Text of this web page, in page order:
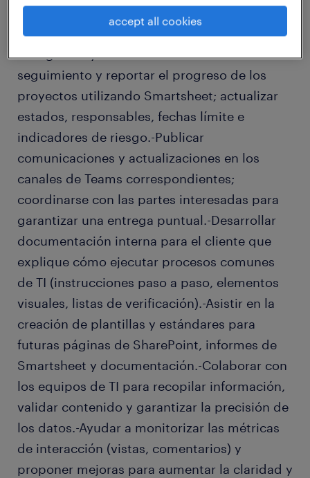
páginas claras y fáciles de usar, teniendo en
cuenta la consistencia de la marca, la
navegación y la accesibilidad.-Realizar el
seguimiento y reportar el progreso de los
proyectos utilizando Smartsheet; actualizar
estados, responsables, fechas límite e
indicadores de riesgo.-Publicar
comunicaciones y actualizaciones en los
canales de Teams correspondientes;
coordinarse con las partes interesadas para
garantizar una entrega puntual.-Desarrollar
documentación interna para el cliente que
explique cómo ejecutar procesos comunes
de TI (instrucciones paso a paso, elementos
visuales, listas de verificación).-Asistir en la
creación de plantillas y estándares para
futuras páginas de SharePoint, informes de
Smartsheet y documentación.-Colaborar con
los equipos de TI para recopilar información,
validar contenido y garantizar la precisión de
los datos.-Ayudar a monitorizar las métricas
de interacción (vistas, comentarios) y
proponer mejoras para aumentar la claridad y
accept all cookies